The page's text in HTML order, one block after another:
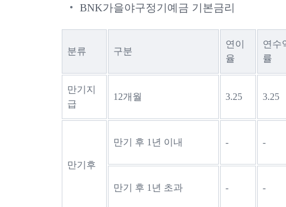
BNK가을야구정기예금 기본금리
분류 구분
연이
율
연수
률
만기지
급
12개월 3.25 3.25
만기후
만기 후 1년 이내 - -
만기 후 1년 초과 - -